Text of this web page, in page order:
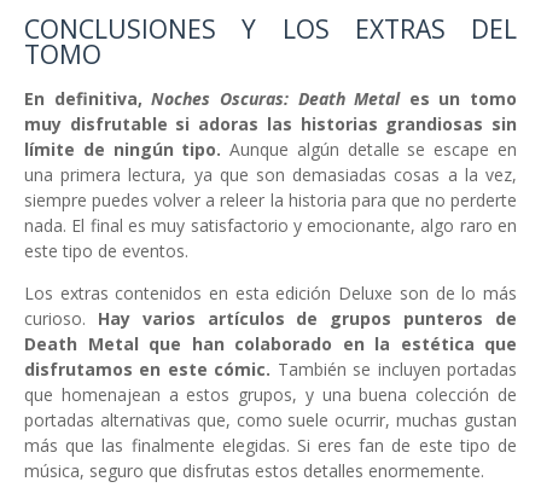
CONCLUSIONES Y LOS EXTRAS DEL
TOMO
En definitiva,Noches Oscuras: Death Metal es un tomo
muy disfrutable si adoras las historias grandiosas sin
límite de ningún tipo. Aunque algún detalle se escape en
una primera lectura, ya que son demasiadas cosas a la vez,
siempre puedes volver a releer la historia para que no perderte
nada. El final es muy satisfactorio y emocionante, algo raro en
este tipo de eventos.
Los extras contenidos en esta edición Deluxe son de lo más
curioso. Hay varios artículos de grupos punteros de
Death Metal que han colaborado en la estética que
disfrutamos en este cómic. También se incluyen portadas
que homenajean a estos grupos, y una buena colección de
portadas alternativas que, como suele ocurrir, muchas gustan
más que las finalmente elegidas. Si eres fan de este tipo de
música, seguro que disfrutas estos detalles enormemente.